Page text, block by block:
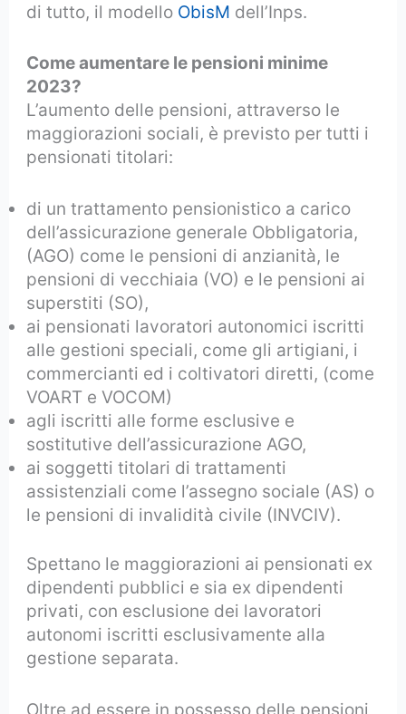
di tutto, il modello ObisM dell’Inps.
Come aumentare le pensioni minime
2023?
L’aumento delle pensioni, attraverso le
maggiorazioni sociali, è previsto per tutti i
pensionati titolari:
di un trattamento pensionistico a carico
dell’assicurazione generale Obbligatoria,
(AGO) come le pensioni di anzianità, le
pensioni di vecchiaia (VO) e le pensioni ai
superstiti (SO),
ai pensionati lavoratori autonomici iscritti
alle gestioni speciali, come gli artigiani, i
commercianti ed i coltivatori diretti, (come
VOART e VOCOM)
agli iscritti alle forme esclusive e
sostitutive dell’assicurazione AGO,
ai soggetti titolari di trattamenti
assistenziali come l’assegno sociale (AS) o
le pensioni di invalidità civile (INVCIV).
Spettano le maggiorazioni ai pensionati ex
dipendenti pubblici e sia ex dipendenti
privati, con esclusione dei lavoratori
autonomi iscritti esclusivamente alla
gestione separata.
Oltre ad essere in possesso delle pensioni